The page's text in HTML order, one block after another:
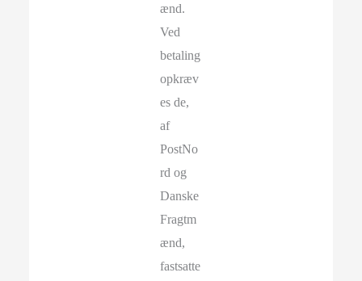
ænd.
Ved
betaling
opkræv
es de,
af
PostNo
rd og
Danske
Fragtm
ænd,
fastsatte